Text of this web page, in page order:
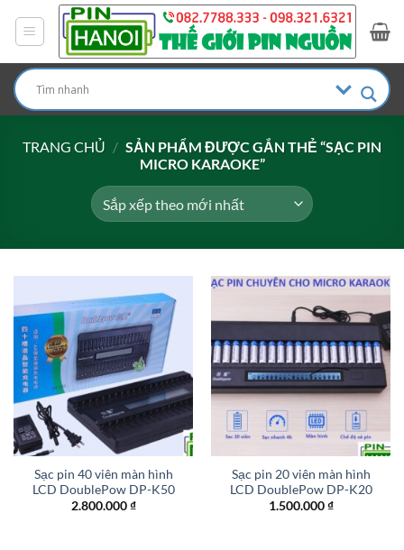
dung
TRANG CHỦ / SẢN PHẨM ĐƯỢC GẮN THẺ “SẠC PIN
MICRO KARAOKE”
Sạc pin 40 viên màn hình
LCD DoublePow DP-K50
2.800.000₫
Sạc pin 20 viên màn hình
LCD DoublePow DP-K20
1.500.000₫